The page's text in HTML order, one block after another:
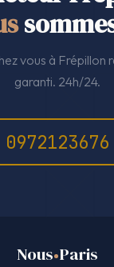
vous à Frépillon
garanti. 24h/24.
0972123676
Nous Paris